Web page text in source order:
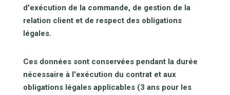
d'exécution de la commande, de gestion de la
relation client et de respect des obligations
légales.
Ces données sont conservées pendant la durée
nécessaire à l'exécution du contrat et aux
obligations légales applicables (3 ans pour les